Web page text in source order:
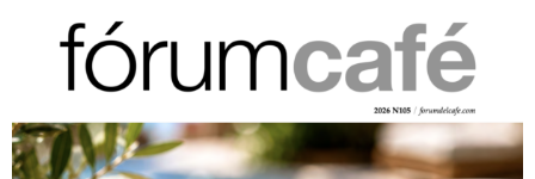
brújula
no es una revista
cualquiera